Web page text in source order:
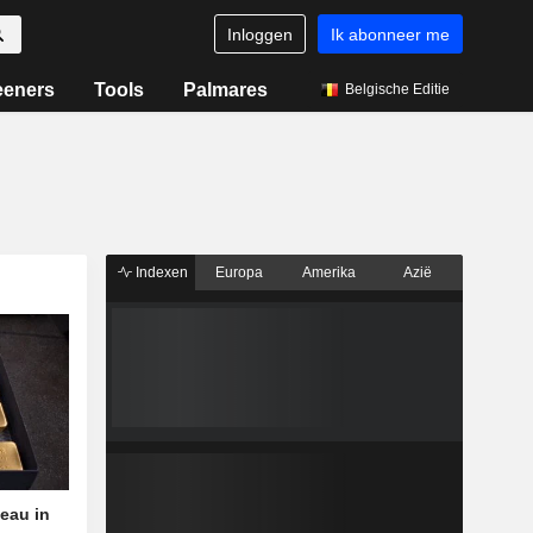
Inloggen Ik abonneer me
Tools Palmares Belgische Editie
in
Indexen Europa Amerika Azië